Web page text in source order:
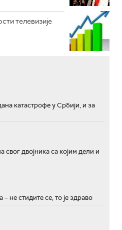
телевизије
катастрофе у Србији, и за
свог двојника са којим дели и
не стидите се, то је здраво